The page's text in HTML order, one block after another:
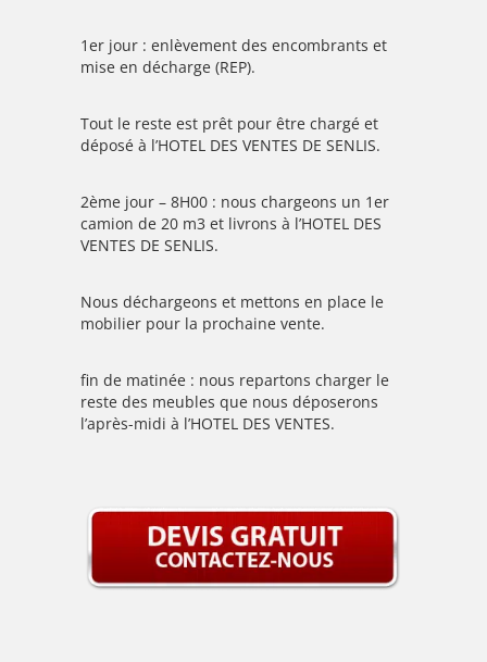
1er jour : enlèvement des encombrants et
mise en décharge (REP).
Tout le reste est prêt pour être chargé et
déposé à l’HOTEL DES VENTES DE SENLIS.
2ème jour – 8H00 : nous chargeons un 1er
camion de 20 m3 et livrons à l’HOTEL DES
VENTES DE SENLIS.
Nous déchargeons et mettons en place le
mobilier pour la prochaine vente.
fin de matinée : nous repartons charger le
reste des meubles que nous déposerons
l’après-midi à l’HOTEL DES VENTES.